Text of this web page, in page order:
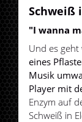
Schweiß
"I wanna
Und es
eines
Musik
Player mit
Enzym auf
Schweiß in